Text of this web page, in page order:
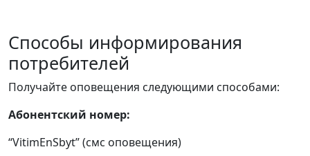
Способы информирования
потребителей
Получайте оповещения следующими способами:
Абонентский номер:
“VitimEnSbyt” (смс оповещения)